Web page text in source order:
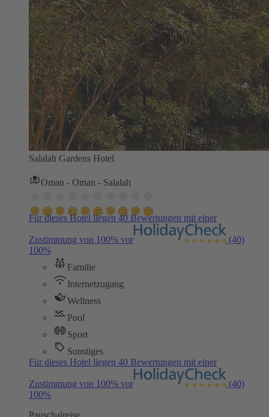
Salalah Gardens Hotel
Oman - Oman - Salalah
Für dieses Hotel liegen 40 Bewertungen mit einer
Zustimmung von 100% vor
(40)
100%
Familie
Internetzugang
Wellness
Pool
Sport
Sonstiges
Für dieses Hotel liegen 40 Bewertungen mit einer
Zustimmung von 100% vor
(40)
100%
Pauschalreise